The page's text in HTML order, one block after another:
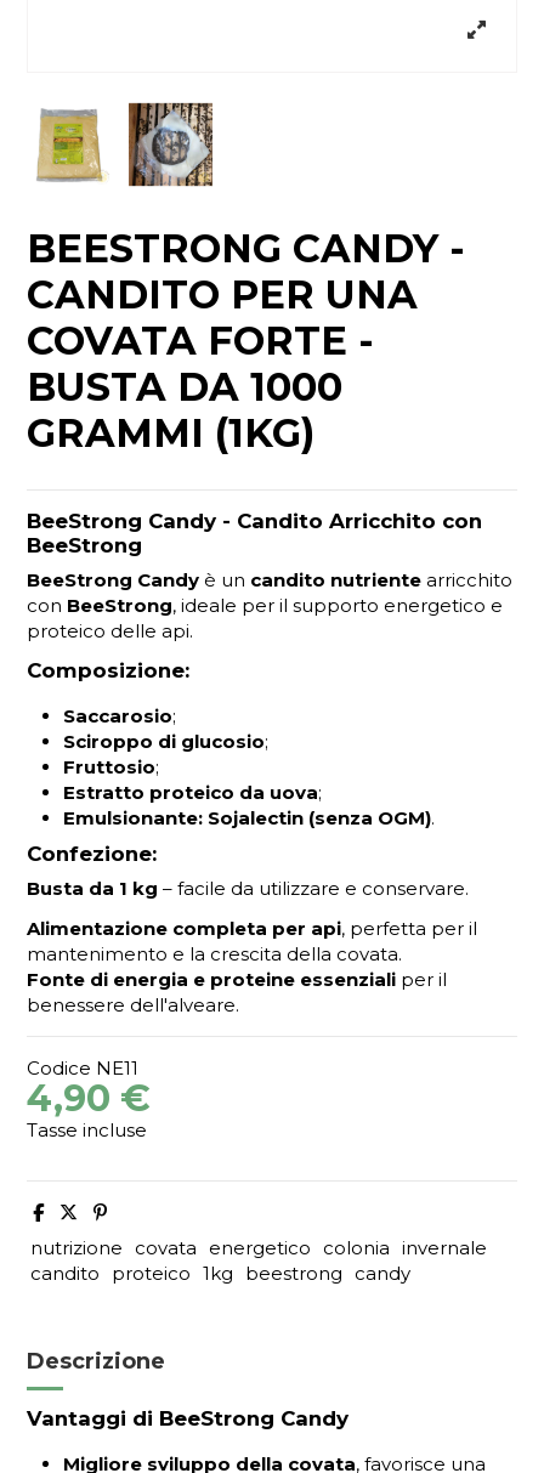
BEESTRONG CANDY -
CANDITO PER UNA
COVATA FORTE -
BUSTA DA 1000
GRAMMI (1KG)
BeeStrong Candy - Candito Arricchito con
BeeStrong
BeeStrong Candy è un candito nutriente arricchito
con BeeStrong, ideale per il supporto energetico e
proteico delle api.
Composizione:
Saccarosio;
Sciroppo di glucosio;
Fruttosio;
Estratto proteico da uova;
Emulsionante: Sojalectin (senza OGM).
Confezione:
Busta da 1 kg – facile da utilizzare e conservare.
Alimentazione completa per api, perfetta per il
mantenimento e la crescita della covata.
Fonte di energia e proteine essenziali per il
benessere dell'alveare.
Codice NE11
4,90 €
Tasse incluse
nutrizione covata energetico colonia
invernale
candito
proteico 1kg beestrong candy
Descrizione
Vantaggi di BeeStrong Candy
Migliore sviluppo della covata, favorisce una